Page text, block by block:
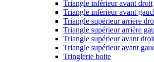
Triangle inférieur avant droit
Triangle inférieur avant
Triangle supérieur arrière
Triangle supérieur arrière
Triangle supérieur avant
Triangle supérieur avant
Tringlerie boite